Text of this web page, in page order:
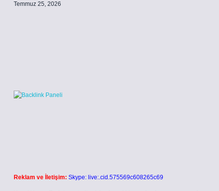
Temmuz 25, 2026
Reklam ve İletişim: Skype: live:.cid.575569c608265c69